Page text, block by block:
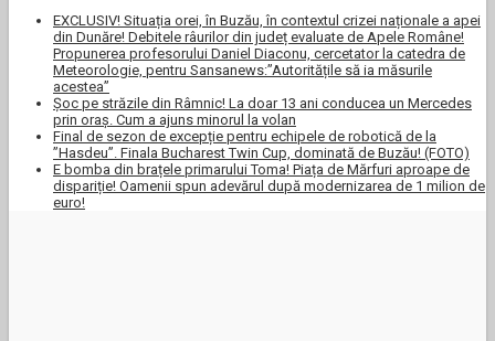
EXCLUSIV! Situația orei, în Buzău, în contextul crizei naționale a apei
din Dunăre! Debitele râurilor din județ evaluate de Apele Române!
Propunerea profesorului Daniel Diaconu, cercetator la catedra de
Meteorologie, pentru Sansanews:”Autoritățile să ia măsurile
acestea”
Șoc pe străzile din Râmnic! La doar 13 ani conducea un Mercedes
prin oraș. Cum a ajuns minorul la volan
Final de sezon de excepție pentru echipele de robotică de la
”Hasdeu”. Finala Bucharest Twin Cup, dominată de Buzău! (FOTO)
E bomba din brațele primarului Toma! Piața de Mărfuri aproape de
dispariție! Oamenii spun adevărul după modernizarea de 1 milion de
euro!